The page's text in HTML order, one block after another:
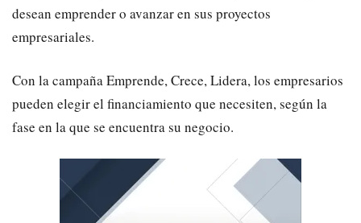
desean emprender o avanzar en sus proyectos
empresariales.
Con la campaña Emprende, Crece, Lidera, los empresarios
pueden elegir el financiamiento que necesiten, según la
fase en la que se encuentra su negocio.